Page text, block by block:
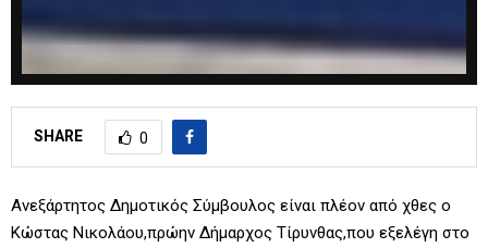
SHARE 0
Ανεξάρτητος Δημοτικός Σύμβουλος είναι πλέον από χθες ο
Κώστας Νικολάου,πρώην Δήμαρχος Τίρυνθας,που εξελέγη στο